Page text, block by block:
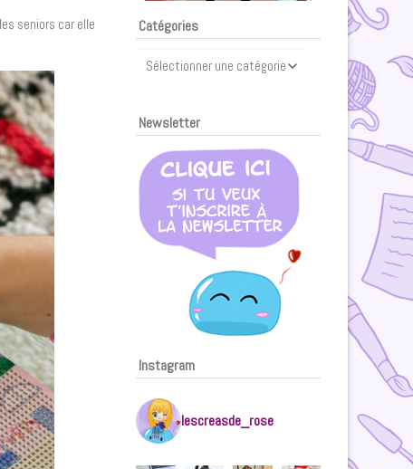
seniors car elle
Catégories
Newsletter
Instagram
lescreasde_rose